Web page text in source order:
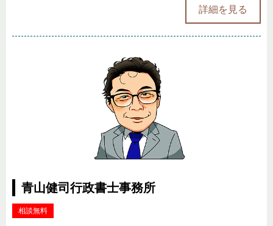
詳細を見る
青山健司行政書士事務所
相談無料